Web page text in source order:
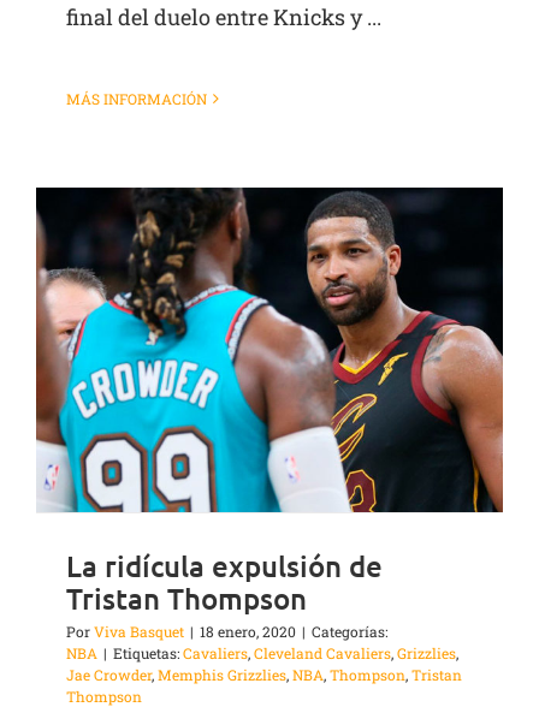
final del duelo entre Knicks y ...
MÁS INFORMACIÓN
La ridícula expulsión de
Tristan Thompson
PorViva Basquet | 18 enero, 2020 | Categorías:
NBA | Etiquetas:Cavaliers,Cleveland Cavaliers,Grizzlies,
Jae Crowder,Memphis Grizzlies,NBA,Thompson,Tristan
Thompson